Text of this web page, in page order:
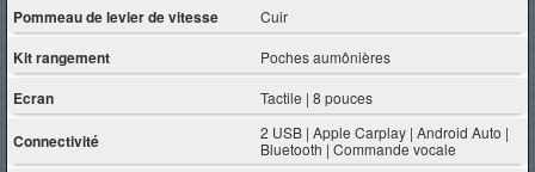
Pommeau de levier de vitesse Cuir
Kit rangement Poches aumônières
Ecran Tactile | 8 pouces
Connectivité
2 USB | Apple Carplay | Android Auto |
Bluetooth | Commande vocale